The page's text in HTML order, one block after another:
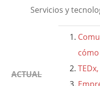
Servicios y
ACTUAL